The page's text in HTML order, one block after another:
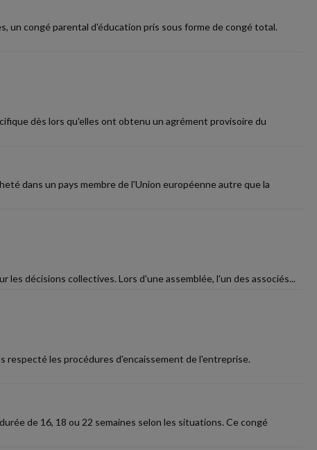
un congé parental d'éducation pris sous forme de congé total.
dès lors qu'elles ont obtenu un agrément provisoire du
dans un pays membre de l'Union européenne autre que la
décisions collectives. Lors d'une assemblée, l'un des associés...
respecté les procédures d'encaissement de l'entreprise.
de 16, 18 ou 22 semaines selon les situations. Ce congé